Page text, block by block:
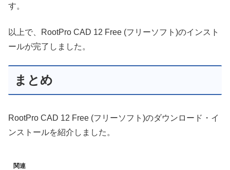
す。
以上で、RootPro CAD 12 Free (フリーソフト)のインスト
ールが完了しました。
まとめ
RootPro CAD 12 Free (フリーソフト)のダウンロード・イ
ンストールを紹介しました。
関連